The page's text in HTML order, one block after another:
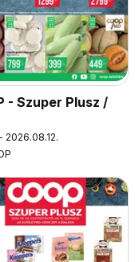
- Szuper Plusz /
2026.08.12.